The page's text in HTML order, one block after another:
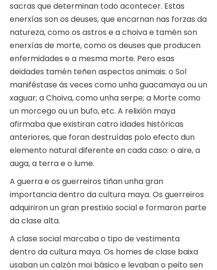
sacras que determinan todo acontecer. Estas
enerxías son os deuses, que encarnan nas forzas da
natureza, como os astros e a choiva e tamén son
enerxías de morte, como os deuses que producen
enfermidades e a mesma morte. Pero esas
deidades tamén teñen aspectos animais: o Sol
maniféstase ás veces como unha guacamaya ou un
xaguar; a Choiva, como unha serpe; a Morte como
un morcego ou un bufo, etc. A relixión maya
afirmaba que existiran catro idades históricas
anteriores, que foran destruídas polo efecto dun
elemento natural diferente en cada caso: o aire, a
auga, a terra e o lume.
A guerra e os guerreiros tiñan unha gran
importancia dentro da cultura maya. Os guerreiros
adquiriron un gran prestixio social e formaron parte
da clase alta.
A clase social marcaba o tipo de vestimenta
dentro da cultura maya. Os homes de clase baixa
usaban un calzón moi básico e levaban o peito sen